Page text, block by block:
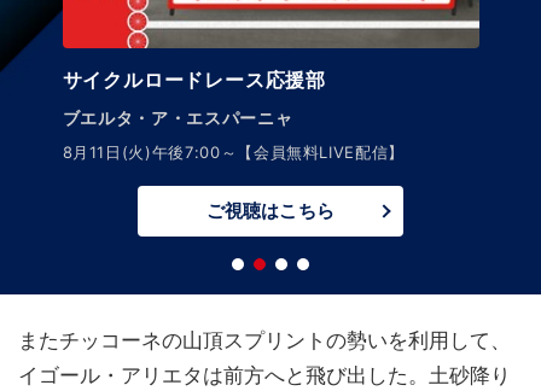
アークティックレース・オブ・ノルウェー
8月13日(木)～16日(日)LIVE
またチッコーネの山頂スプリントの勢いを利用して、
イゴール・アリエタは前方へと飛び出した。土砂降り